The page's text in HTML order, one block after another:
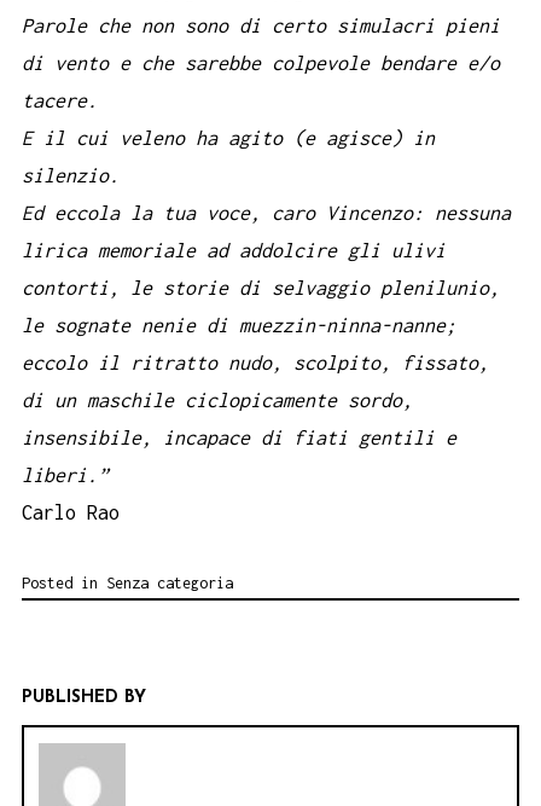
Parole che non sono di certo simulacri pieni
di vento e che sarebbe colpevole bendare e/o
tacere.
E il cui veleno ha agito (e agisce) in
silenzio.
Ed eccola la tua voce, caro Vincenzo: nessuna
lirica memoriale ad addolcire gli ulivi
contorti, le storie di selvaggio plenilunio,
le sognate nenie di muezzin-ninna-nanne;
eccolo il ritratto nudo, scolpito, fissato,
di un maschile ciclopicamente sordo,
insensibile, incapace di fiati gentili e
liberi.”
Carlo Rao
Posted in Senza categoria
PUBLISHED BY